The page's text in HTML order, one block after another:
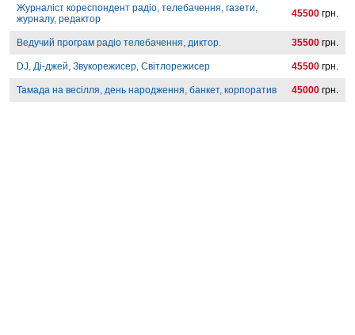
Журналіст кореспондент радіо, телебачення, газети,
журналу, редактор
45500 грн.
Ведучий програм радіо телебачення, диктор. 35500 грн.
DJ, Ді-джей, Звукорежисер, Світлорежисер 45500 грн.
Тамада на весілля, день народження, банкет, корпоратив 45000 грн.